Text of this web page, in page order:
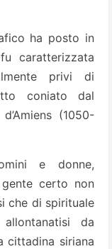
ha posto in
caratterizzata
privi di
coniato dal
(1050-
e donne,
certo non
che di spirituale
da
cittadina siriana